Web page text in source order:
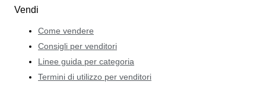
Vendi
Come vendere
Consigli per venditori
Linee guida per categoria
Termini di utilizzo per venditori